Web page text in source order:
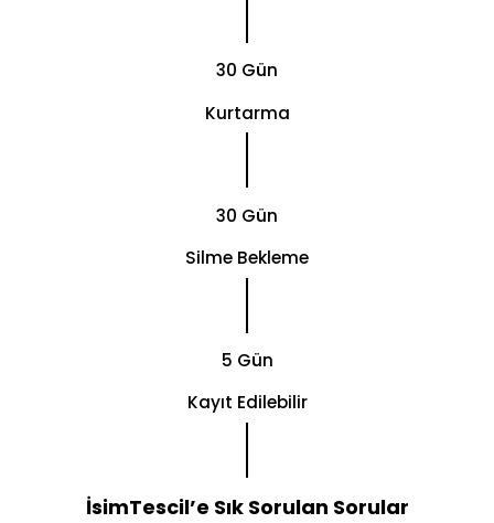
30 Gün
Kurtarma
30 Gün
Silme Bekleme
5 Gün
Kayıt Edilebilir
İsimTescil’e Sık Sorulan Sorular